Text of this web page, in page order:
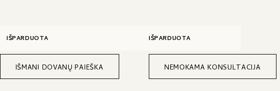
IŠPARDUOTA IŠPARDUOTA
IŠMANI DOVANŲ PAIEŠKA NEMOKAMA KONSULTACIJA